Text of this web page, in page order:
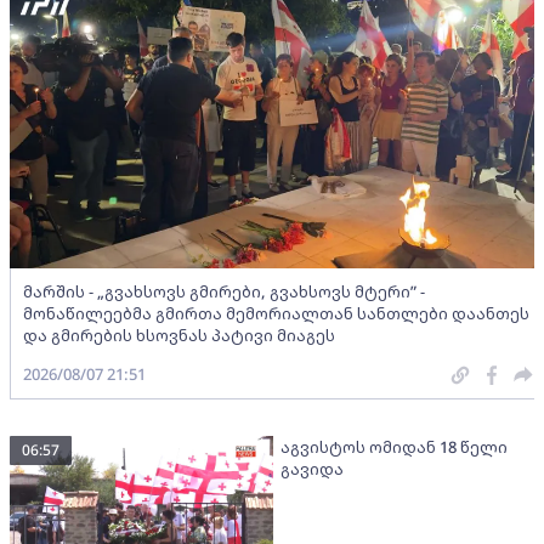
მარშის - „გვახსოვს გმირები, გვახსოვს მტერი” -
მონაწილეებმა გმირთა მემორიალთან სანთლები დაანთეს
და გმირების ხსოვნას პატივი მიაგეს
2026/08/07 21:51
აგვისტოს ომიდან 18 წელი
გავიდა
06:57